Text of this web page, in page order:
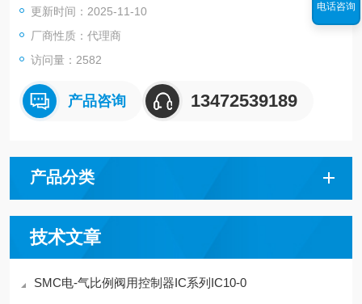
螺纹的种类 - Rc
连接口径 04 1/2
更新时间：2025-11-10
厂商性质：代理商
访问量：2582
产品咨询 13472539189
产品分类
技术文章
SMC电-气比例阀用控制器IC系列IC10-0
电话咨询